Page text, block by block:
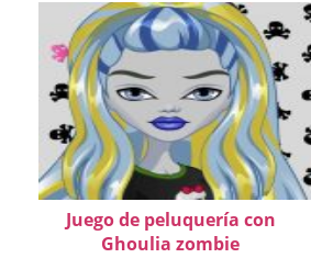
Juego de peluquería con
Ghoulia zombie